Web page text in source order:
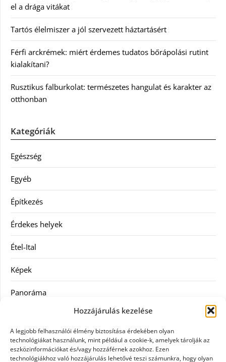
Hozzájárulás kezelése
A legjobb felhasználói élmény biztosítása érdekében olyan
technológiákat használunk, mint például a cookie-k, amelyek tárolják az
eszközinformációkat és/vagy hozzáférnek azokhoz. Ezen
technológiákhoz való hozzájárulás lehetővé teszi számunkra, hogy olyan
el a drága vitákat
Tartós élelmiszer a jól szervezett háztartásért
Férfi arckrémek: miért érdemes tudatos bőrápolási rutint
kialakítani?
Rusztikus falburkolat: természetes hangulat és karakter az
otthonban
Kategóriák
Egészség
Egyéb
Építkezés
Érdekes helyek
Étel-Ital
Képek
Panoráma
Szolgáltatás